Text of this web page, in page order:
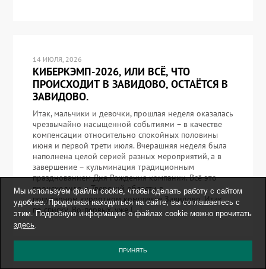
14 ИЮЛЯ, 2026
КИБЕРКЭМП-2026, ИЛИ ВСЁ, ЧТО
ПРОИСХОДИТ В ЗАВИДОВО, ОСТАЁТСЯ В
ЗАВИДОВО.
Итак, мальчики и девочки, прошлая неделя оказалась
чрезвычайно насыщенной событиями – в качестве
компенсации относительно спокойных половины
июня и первой трети июля. Вчерашняя неделя была
наполнена целой серией разных мероприятий, а в
завершение – кульминация традиционным
празднованием Дня Рождения компании. Всё это
происходило в Тверской области в
популярном курортном комплексе Завидово. Итак,
по списку. Во-первых, уже […]
Мы используем файлы cookie, чтобы сделать работу с сайтом
удобнее. Продолжая находиться на сайте, вы соглашаетесь с
этим. Подробную информацию о файлах cookie можно прочитать
здесь.
ПРИНЯТЬ